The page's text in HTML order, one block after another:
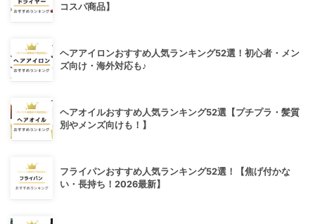
コスパ商品】
ヘアアイロンおすすめ人気ランキング52選！初心者・メン
ズ向け・海外対応も♪
ヘアオイルおすすめ人気ランキング52選【プチプラ・髪質
別やメンズ向けも！】
フライパンおすすめ人気ランキング52選！【焦げ付かな
い・長持ち！2026最新】